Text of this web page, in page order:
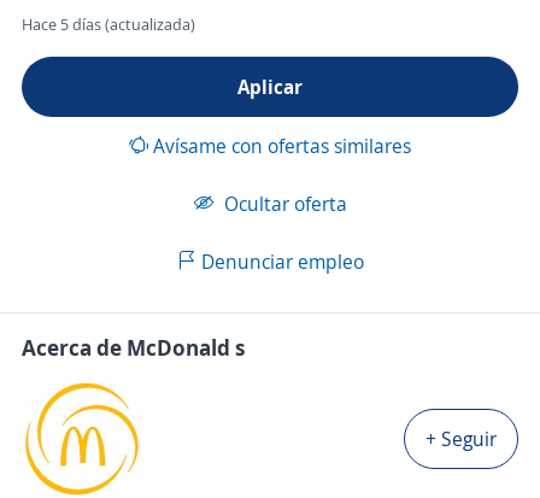
Hace 5 días (actualizada)
Aplicar
Avísame con ofertas similares
Ocultar oferta
Denunciar empleo
Acerca de McDonald s
+ Seguir